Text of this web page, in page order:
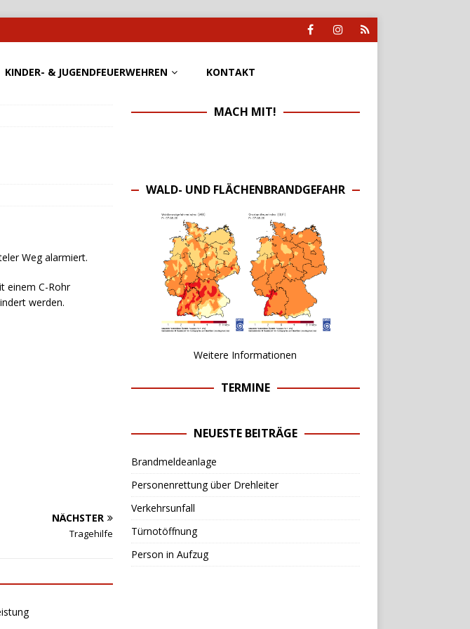
KINDER- & JUGENDFEUERWEHREN KONTAKT
Weg alarmiert.
einem C-Rohr
werden.
NÄCHSTER
Tragehilfe
MACH MIT!
WALD- UND FLÄCHENBRANDGEFAHR
Weitere Informationen
TERMINE
NEUESTE BEITRÄGE
Brandmeldeanlage
Personenrettung über Drehleiter
Verkehrsunfall
Türnotöffnung
Person in Aufzug